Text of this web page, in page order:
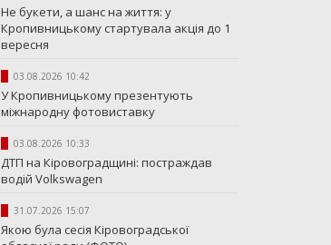
Не букети, а шанс на життя: у
Кропивницькому стартувала акція до 1
вересня
03.08.2026 10:42
У Кропивницькому презентують
міжнародну фотовиставку
03.08.2026 10:33
ДТП на Кіровоградщині: постраждав
водій Volkswagen
31.07.2026 15:07
Якою була сесія Кіровоградської